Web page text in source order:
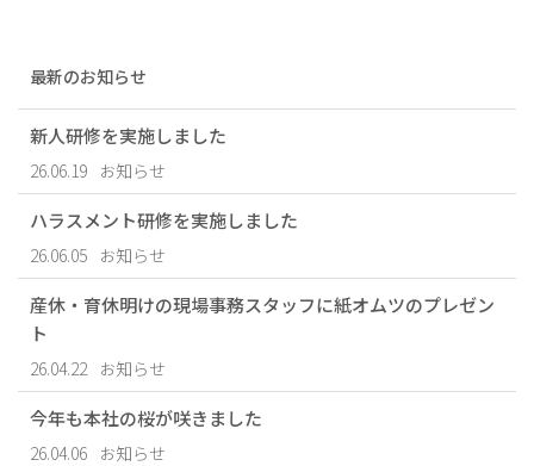
最新のお知らせ
新人研修を実施しました
26.06.19 お知らせ
ハラスメント研修を実施しました
26.06.05 お知らせ
産休・育休明けの現場事務スタッフに紙オムツのプレゼン
ト
26.04.22 お知らせ
今年も本社の桜が咲きました
26.04.06 お知らせ